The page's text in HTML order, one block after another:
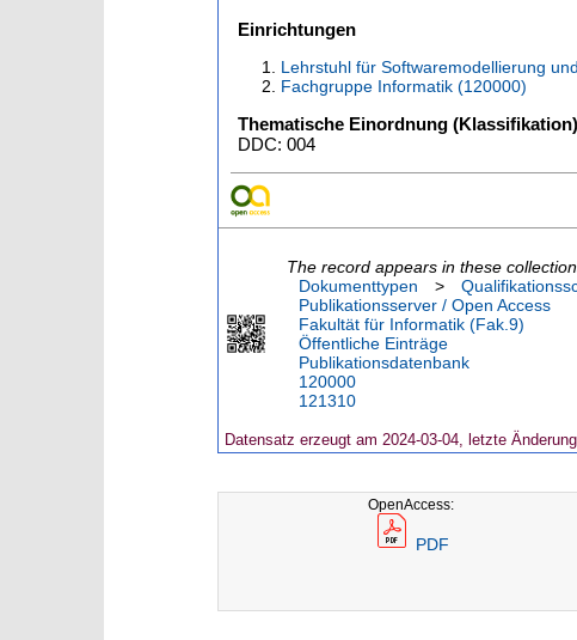
Einrichtungen
Lehrstuhl für Softwaremodellierung
Fachgruppe Informatik (120000)
Thematische Einordnung (Klassifikation)
DDC: 004
The record appears in these
Dokumenttypen
>
Publikationsserver / Open Access
Fakultät für Informatik (Fak.9)
Öffentliche Einträge
Publikationsdatenbank
120000
121310
Datensatz erzeugt am 2024-03-04, letzte
OpenAccess:
PDF